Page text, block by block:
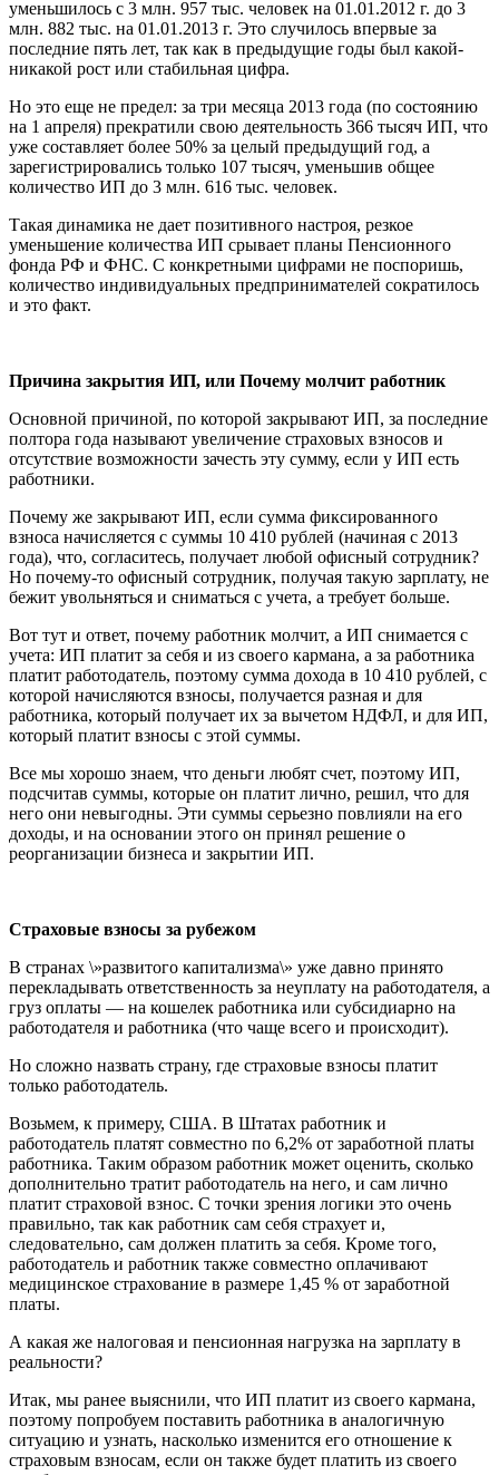
уменьшилось с 3 млн. 957 тыс. человек на 01.01.2012 г. до 3
млн. 882 тыс. на 01.01.2013 г. Это случилось впервые за
последние пять лет, так как в предыдущие годы был какой-
никакой рост или стабильная цифра.
Но это еще не предел: за три месяца 2013 года (по состоянию
на 1 апреля) прекратили свою деятельность 366 тысяч ИП, что
уже составляет более 50% за целый предыдущий год, а
зарегистрировались только 107 тысяч, уменьшив общее
количество ИП до 3 млн. 616 тыс. человек.
Такая динамика не дает позитивного настроя, резкое
уменьшение количества ИП срывает планы Пенсионного
фонда РФ и ФНС. С конкретными цифрами не поспоришь,
количество индивидуальных предпринимателей сократилось
и это факт.
Причина закрытия ИП, или Почему молчит работник
Основной причиной, по которой закрывают ИП, за последние
полтора года называют увеличение страховых взносов и
отсутствие возможности зачесть эту сумму, если у ИП есть
работники.
Почему же закрывают ИП, если сумма фиксированного
взноса начисляется с суммы 10 410 рублей (начиная с 2013
года), что, согласитесь, получает любой офисный сотрудник?
Но почему-то офисный сотрудник, получая такую зарплату, не
бежит увольняться и сниматься с учета, а требует больше.
Вот тут и ответ, почему работник молчит, а ИП снимается с
учета: ИП платит за себя и из своего кармана, а за работника
платит работодатель, поэтому сумма дохода в 10 410 рублей, с
которой начисляются взносы, получается разная и для
работника, который получает их за вычетом НДФЛ, и для ИП,
который платит взносы с этой суммы.
Все мы хорошо знаем, что деньги любят счет, поэтому ИП,
подсчитав суммы, которые он платит лично, решил, что для
него они невыгодны. Эти суммы серьезно повлияли на его
доходы, и на основании этого он принял решение о
реорганизации бизнеса и закрытии ИП.
Страховые взносы за рубежом
В странах \»развитого капитализма\» уже давно принято
перекладывать ответственность за неуплату на работодателя, а
груз оплаты — на кошелек работника или субсидиарно на
работодателя и работника (что чаще всего и происходит).
Но сложно назвать страну, где страховые взносы платит
только работодатель.
Возьмем, к примеру, США. В Штатах работник и
работодатель платят совместно по 6,2% от заработной платы
работника. Таким образом работник может оценить, сколько
дополнительно тратит работодатель на него, и сам лично
платит страховой взнос. С точки зрения логики это очень
правильно, так как работник сам себя страхует и,
следовательно, сам должен платить за себя. Кроме того,
работодатель и работник также совместно оплачивают
медицинское страхование в размере 1,45 % от заработной
платы.
А какая же налоговая и пенсионная нагрузка на зарплату в
реальности?
Итак, мы ранее выяснили, что ИП платит из своего кармана,
поэтому попробуем поставить работника в аналогичную
ситуацию и узнать, насколько изменится его отношение к
страховым взносам, если он также будет платить из своего